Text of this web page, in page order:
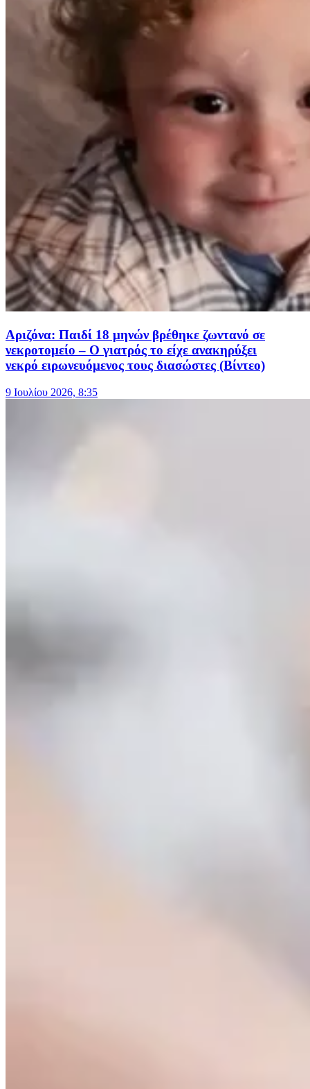
Αριζόνα: Παιδί 18 μηνών βρέθηκε ζωντανό σε
νεκροτομείο – Ο γιατρός το είχε ανακηρύξει
νεκρό ειρωνευόμενος τους διασώστες (Βίντεο)
9 Ιουλίου 2026, 8:35